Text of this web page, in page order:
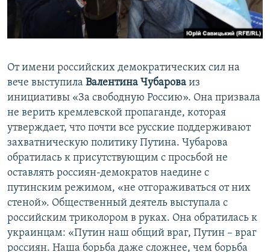
От имени российских демократических сил на
вече выступила Валентина Чубарова из
инициативы «За свободную Россию». Она призвала
не верить кремлевской пропаганде, которая
утверждает, что почти все русские поддерживают
захватническую политику Путина. Чубарова
обратилась к присутствующим с просьбой не
оставлять россиян-демократов наедине с
путинским режимом, «не отгораживаться от них
стеной». Общественный деятель выступала с
российским триколором в руках. Она обратилась к
украинцам: «Путин наш общий враг, Путин – враг
россиян. Наша борьба даже сложнее, чем борьба